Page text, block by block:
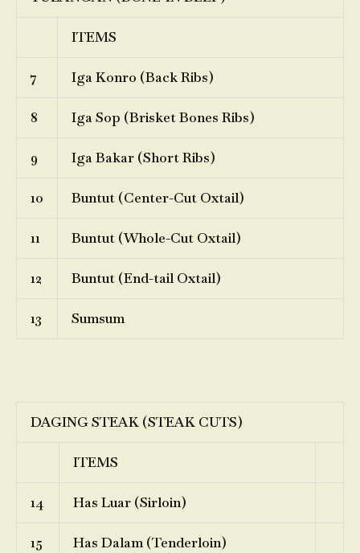
ITEMS
7 Iga Konro (Back Ribs)
8 Iga Sop (Brisket Bones Ribs)
9 Iga Bakar (Short Ribs)
10 Buntut (Center-Cut Oxtail)
11 Buntut (Whole-Cut Oxtail)
12 Buntut (End-tail Oxtail)
13 Sumsum
DAGING STEAK (STEAK CUTS)
ITEMS
14 Has Luar (Sirloin)
15 Has Dalam (Tenderloin)